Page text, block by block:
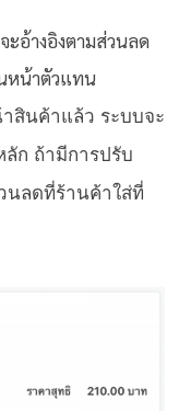
จะอ้างอิงตามส่วนลด
หน้าตัวแทน
สินค้าแล้ว ระบบจะ
ก ถ้ามีการปรับ
นลดที่ร้านค้าใส่ที่